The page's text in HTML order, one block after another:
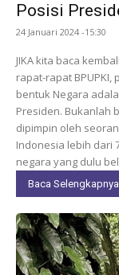
Posisi
24 Januari 2024 -15:30
JIKA kita baca
rapat-rapat
bentuk Negara
Presiden. Bukanlah
dipimpin oleh
Indonesia lebih dari
negara yang dulu
Baca Selengkapnya